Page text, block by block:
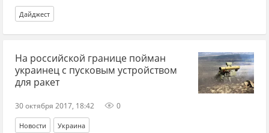
Дайджест
На российской границе пойман
украинец с пусковым устройством
для ракет
30 октября 2017, 18:42 0
Новости Украина